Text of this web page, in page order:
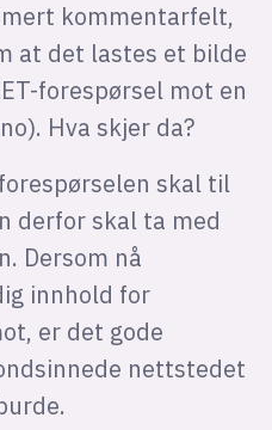
kommentarfelt,
at det lastes et bilde
forespørsel mot en
Hva skjer da?
skal til
derfor skal ta med
Dersom nå
innhold for
er det gode
nettstedet